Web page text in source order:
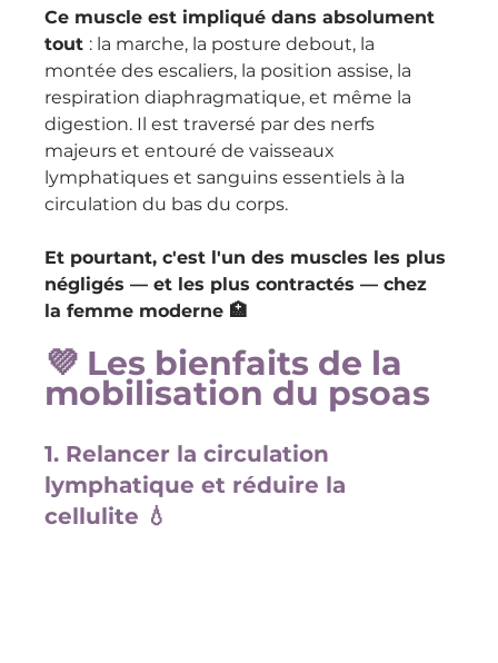
Ce muscle est impliqué dans absolument
tout : la marche, la posture debout, la
montée des escaliers, la position assise, la
respiration diaphragmatique, et même la
digestion. Il est traversé par des nerfs
majeurs et entouré de vaisseaux
lymphatiques et sanguins essentiels à la
circulation du bas du corps.
Et pourtant, c'est l'un des muscles les plus
négligés — et les plus contractés — chez
la femme moderne 🏥
💜 Les bienfaits de la
mobilisation du psoas
1. Relancer la circulation
lymphatique et réduire la
cellulite 💧